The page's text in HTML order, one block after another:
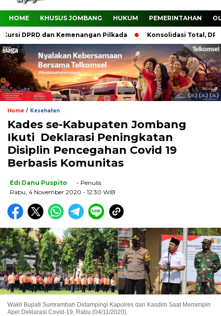
HOME KHUSUS JOMBANG HUKUM PEMERINTAHAN
DPRD dan Kemenangan Pilkada Konsolidasi Total, DPP
Home / Kesehatan
Kades se-Kabupaten Jombang
Ikuti Deklarasi Peningkatan
Disiplin Pencegahan Covid 19
Berbasis Komunitas
Edi Danu Puspito
- Penulis
Rabu, 4 November 2020 - 12:30 WIB
Wakil Bupati Sumrambah Didampingi Kapolres dan Kasdim Saat Memimpin
Apel Deklarasi Covid-19, Rabu (04/11/2020).